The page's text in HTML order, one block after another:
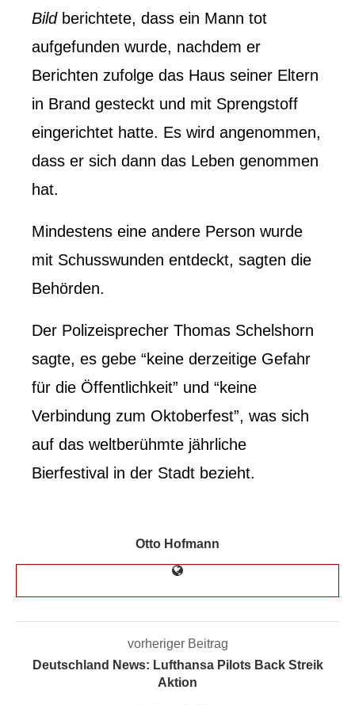
Bildberichtete, dass ein Mann tot
aufgefunden wurde, nachdem er
Berichten zufolge das Haus seiner Eltern
in Brand gesteckt und mit Sprengstoff
eingerichtet hatte. Es wird angenommen,
dass er sich dann das Leben genommen
hat.
Mindestens eine andere Person wurde
mit Schusswunden entdeckt, sagten die
Behörden.
Der Polizeisprecher Thomas Schelshorn
sagte, es gebe “keine derzeitige Gefahr
für die Öffentlichkeit” und “keine
Verbindung zum Oktoberfest”, was sich
auf das weltberühmte jährliche
Bierfestival in der Stadt bezieht.
Otto Hofmann
vorheriger Beitrag
Deutschland News: Lufthansa Pilots Back Streik
Aktion